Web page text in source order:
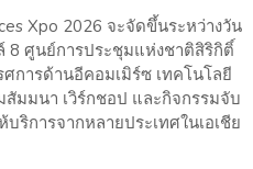
Xpo 2026 จะจัดขึ้นระหว่างวัน
ศูนย์การประชุมแห่งชาติสิริกิติ์
การด้านอีคอมเมิร์ซ เทคโนโลยี
มมนา เวิร์กชอป และกิจกรรมจับ
ริการจากหลายประเทศในเอเชีย